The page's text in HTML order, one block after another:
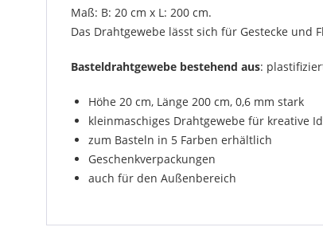
Maß: B: 20 cm x L: 200 cm.
Das Drahtgewebe lässt sich für Gestecke und
Basteldrahtgewebe bestehend aus:
Höhe 20 cm, Länge 200 cm, 0,6 mm stark
kleinmaschiges Drahtgewebe für kreative
zum Basteln in 5 Farben erhältlich
Geschenkverpackungen
auch für den Außenbereich